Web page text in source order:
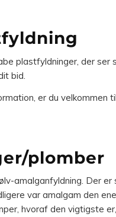
plastfyldninger, der ser
bid.
er du velkommen
plomber
amalganfyldning. Der er
var amalgam den
hvoraf den vigtigste